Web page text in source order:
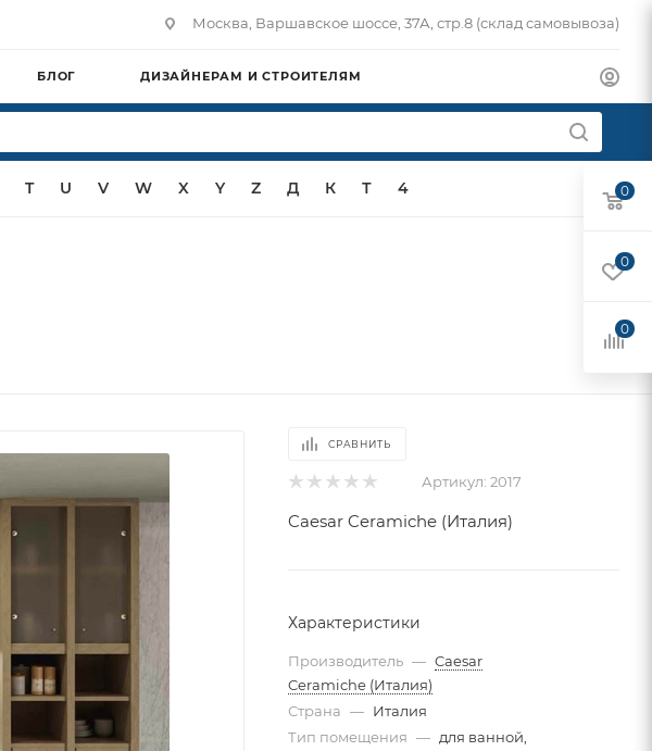
Москва, Варшавское шоссе, 37А, стр.8 (склад самовывоза)
БЛОГ ДИЗАЙНЕРАМ И СТРОИТЕЛЯМ
T U V W X Y Z Д К Т 4
СРАВНИТЬ
Артикул: 2017
Caesar Ceramiche (Италия)
Характеристики
Производитель — Caesar
Ceramiche (Италия)
Страна — Италия
Тип помещения — для ванной,
0
0
0